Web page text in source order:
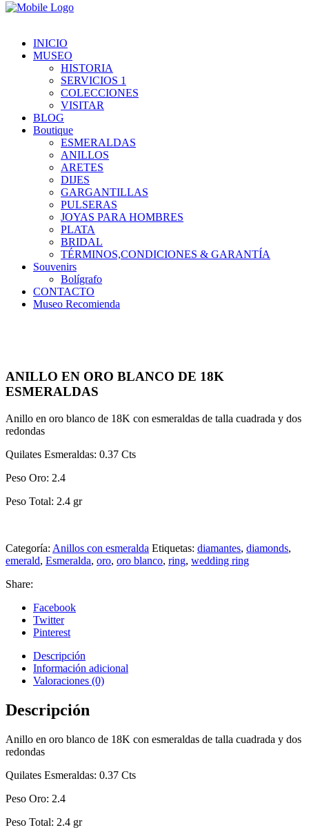
INICIO
MUSEO
HISTORIA
SERVICIOS 1
COLECCIONES
VISITAR
BLOG
Boutique
ESMERALDAS
ANILLOS
ARETES
DIJES
GARGANTILLAS
PULSERAS
JOYAS PARA HOMBRES
PLATA
BRIDAL
TÉRMINOS,CONDICIONES & GARANTÍA
Souvenirs
Bolígrafo
CONTACTO
Museo Recomienda
ANILLO EN ORO BLANCO DE 18K
ESMERALDAS
Anillo en oro blanco de 18K con esmeraldas de talla cuadrada y dos
redondas
Quilates Esmeraldas: 0.37 Cts
Peso Oro: 2.4
Peso Total: 2.4 gr
Categoría: Anillos con esmeralda Etiquetas: diamantes, diamonds,
emerald, Esmeralda, oro, oro blanco, ring, wedding ring
Share:
Facebook
Twitter
Pinterest
Descripción
Información adicional
Valoraciones (0)
Descripción
Anillo en oro blanco de 18K con esmeraldas de talla cuadrada y dos
redondas
Quilates Esmeraldas: 0.37 Cts
Peso Oro: 2.4
Peso Total: 2.4 gr